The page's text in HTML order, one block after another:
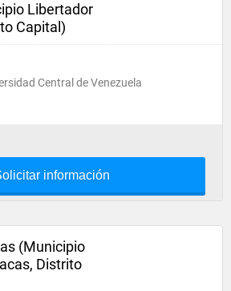
Libertador
Capital)
Central de Venezuela
información
(Municipio
Distrito